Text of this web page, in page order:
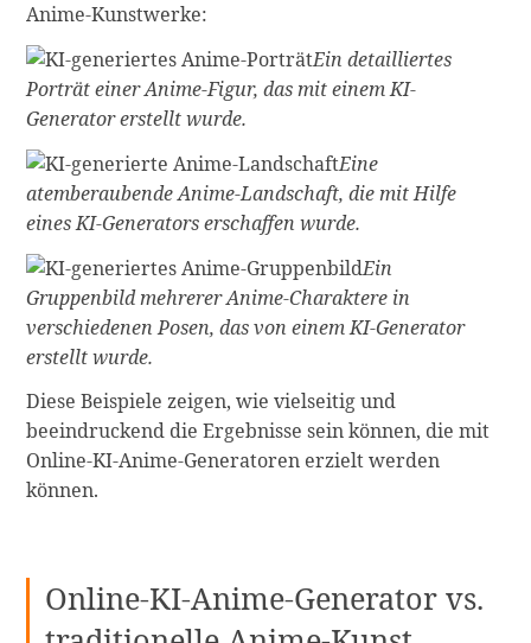
Anime-Kunstwerke:
Ein detailliertes
Porträt einer Anime-Figur, das mit einem KI-
Generator erstellt wurde.
Eine
atemberaubende Anime-Landschaft, die mit Hilfe
eines KI-Generators erschaffen wurde.
Ein
Gruppenbild mehrerer Anime-Charaktere in
verschiedenen Posen, das von einem KI-Generator
erstellt wurde.
Diese Beispiele zeigen, wie vielseitig und
beeindruckend die Ergebnisse sein können, die mit
Online-KI-Anime-Generatoren erzielt werden
können.
Online-KI-Anime-Generator vs.